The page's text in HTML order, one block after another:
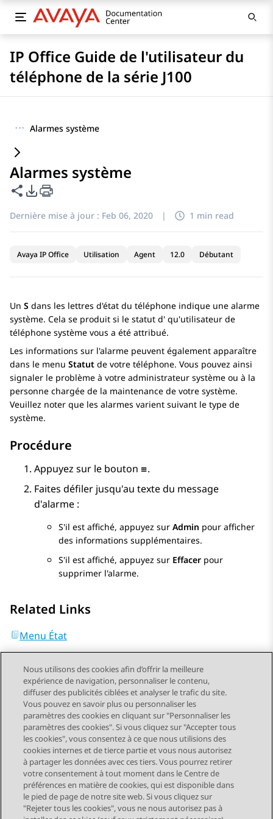
IP Office Guide de l'utilisateur du
téléphone de la série J100
··· Alarmes système
Alarmes système
Partager cette page
Options d'exportation PDF
Dernière mise à jour : Feb 06, 2020 | 1 min read
Avaya IP Office Utilisation Agent 12.0 Débutant
Un S dans les lettres d'état du téléphone indique une alarme
système. Cela se produit si le statut d' qu'utilisateur de
téléphone système vous a été attribué.
Les informations sur l'alarme peuvent également apparaître
dans le menu Statut de votre téléphone. Vous pouvez ainsi
signaler le problème à votre administrateur système ou à la
personne chargée de la maintenance de votre système.
Veuillez noter que les alarmes varient suivant le type de
système.
Procédure
Appuyez sur le bouton
.
Faites défiler jusqu'au texte du message
d'alarme :
S'il est affiché, appuyez sur Admin pour afficher
des informations supplémentaires.
S'il est affiché, appuyez sur Effacer pour
supprimer l'alarme.
Related Links
Menu État
Send Feedback
Navigation par sujet
Sujet précédent Sujet suivant
STAY CONNECTED
Nous utilisons des cookies afin d’offrir la meilleure
expérience de navigation, personnaliser le contenu,
diffuser des publicités ciblées et analyser le trafic du site.
Vous pouvez en savoir plus ou personnaliser les
paramètres des cookies en cliquant sur "Personnaliser les
paramètres des cookies". Si vous cliquez sur "Accepter tous
les cookies", vous consentez à ce que nous utilisions des
cookies internes et de tierce partie et vous nous autorisez
à partager les données avec ces tiers. Vous pourrez retirer
votre consentement à tout moment dans le Centre de
préférences en matière de cookies, qui est disponible dans
le pied de page de notre site web. Si vous cliquez sur
"Rejeter tous les cookies", vous ne nous autorisez pas à